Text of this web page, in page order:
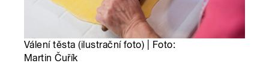
Válení těsta (ilustrační foto) | Foto:
Martin Čuřík